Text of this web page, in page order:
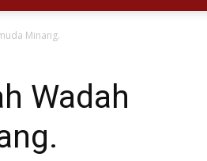
Minang.
Wadah